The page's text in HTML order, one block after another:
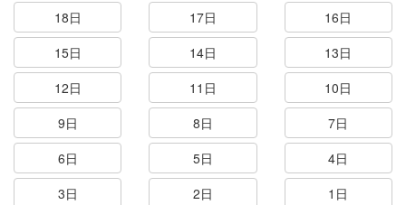
18日
17日
16日
15日
14日
13日
12日
11日
10日
9日
8日
7日
6日
5日
4日
3日
2日 1日